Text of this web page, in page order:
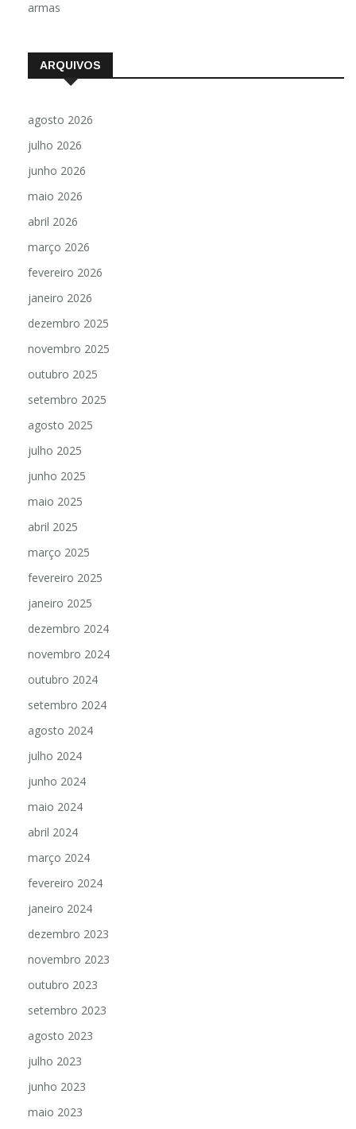
armas
ARQUIVOS
agosto 2026
julho 2026
junho 2026
maio 2026
abril 2026
março 2026
fevereiro 2026
janeiro 2026
dezembro 2025
novembro 2025
outubro 2025
setembro 2025
agosto 2025
julho 2025
junho 2025
maio 2025
abril 2025
março 2025
fevereiro 2025
janeiro 2025
dezembro 2024
novembro 2024
outubro 2024
setembro 2024
agosto 2024
julho 2024
junho 2024
maio 2024
abril 2024
março 2024
fevereiro 2024
janeiro 2024
dezembro 2023
novembro 2023
outubro 2023
setembro 2023
agosto 2023
julho 2023
junho 2023
maio 2023